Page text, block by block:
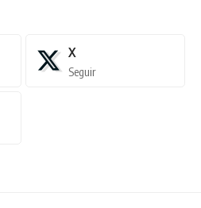
X
Seguir